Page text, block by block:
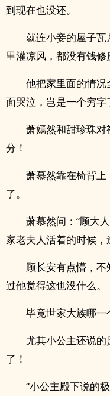
到现在也没还。
就连小妾的屋子
里灌凉风，都没有钱修
他把家里面的情
面哭泣，岂是一个穷字
萧嫣然和甜珍珠
分！
萧慕然靠在椅背
了。
萧慕然问：“顾大
家老夫人活着的时候
顾长安有点懵，
过他觉得这也没什么。
毕竟世家大族哪一
尤其小公主还说
了！
“小公主殿下说的